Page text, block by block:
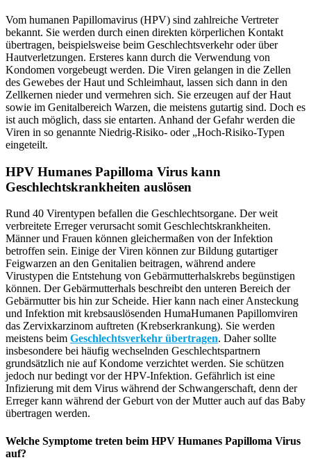
Vom humanen Papillomavirus (HPV) sind zahlreiche Vertreter
bekannt. Sie werden durch einen direkten körperlichen Kontakt
übertragen, beispielsweise beim Geschlechtsverkehr oder über
Hautverletzungen. Ersteres kann durch die Verwendung von
Kondomen vorgebeugt werden. Die Viren gelangen in die Zellen
des Gewebes der Haut und Schleimhaut, lassen sich dann in den
Zellkernen nieder und vermehren sich. Sie erzeugen auf der Haut
sowie im Genitalbereich Warzen, die meistens gutartig sind. Doch es
ist auch möglich, dass sie entarten. Anhand der Gefahr werden die
Viren in so genannte Niedrig-Risiko- oder „Hoch-Risiko-Typen
eingeteilt.
HPV Humanes Papilloma Virus kann
Geschlechtskrankheiten auslösen
Rund 40 Virentypen befallen die Geschlechtsorgane. Der weit
verbreitete Erreger verursacht somit Geschlechtskrankheiten.
Männer und Frauen können gleichermaßen von der Infektion
betroffen sein. Einige der Viren können zur Bildung gutartiger
Feigwarzen an den Genitalien beitragen, während andere
Virustypen die Entstehung von Gebärmutterhalskrebs begünstigen
können. Der Gebärmutterhals beschreibt den unteren Bereich der
Gebärmutter bis hin zur Scheide. Hier kann nach einer Ansteckung
und Infektion mit krebsauslösenden HumaHumanen Papillomviren
das Zervixkarzinom auftreten (Krebserkrankung). Sie werden
meistens beim Geschlechtsverkehr übertragen. Daher sollte
insbesondere bei häufig wechselnden Geschlechtspartnern
grundsätzlich nie auf Kondome verzichtet werden. Sie schützen
jedoch nur bedingt vor der HPV-Infektion. Gefährlich ist eine
Infizierung mit dem Virus während der Schwangerschaft, denn der
Erreger kann während der Geburt von der Mutter auch auf das Baby
übertragen werden.
Welche Symptome treten beim HPV Humanes Papilloma Virus
auf?